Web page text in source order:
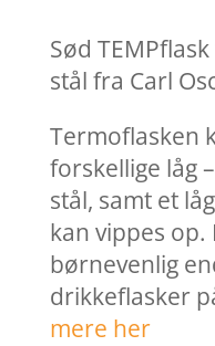
Sød
stål fra Carl
Termoflasken
forskellige låg
stål, samt et
kan vippes
børnevenlig
drikkeflasker
mere her